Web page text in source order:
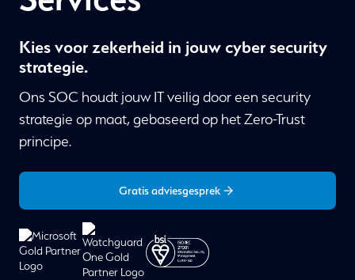
Kies voor zekerheid in jouw cyber security
strategie.
Ons SOC houdt jouw IT veilig door een security
strategie op maat, gebaseerd op het Zero-Trust
principe.
Gratis adviesgesprek